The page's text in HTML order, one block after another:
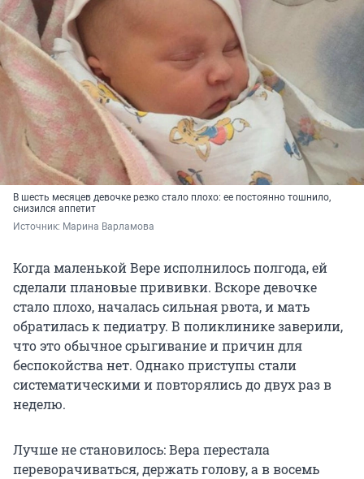
В шесть месяцев девочке резко стало плохо: ее постоянно тошнило,
снизился аппетит
Источник: Марина Варламова
Когда маленькой Вере исполнилось полгода, ей
сделали плановые прививки. Вскоре девочке
стало плохо, началась сильная рвота, и мать
обратилась к педиатру. В поликлинике заверили,
что это обычное срыгивание и причин для
беспокойства нет. Однако приступы стали
систематическими и повторялись до двух раз в
неделю.
Лучше не становилось: Вера перестала
переворачиваться, держать голову, а в восемь